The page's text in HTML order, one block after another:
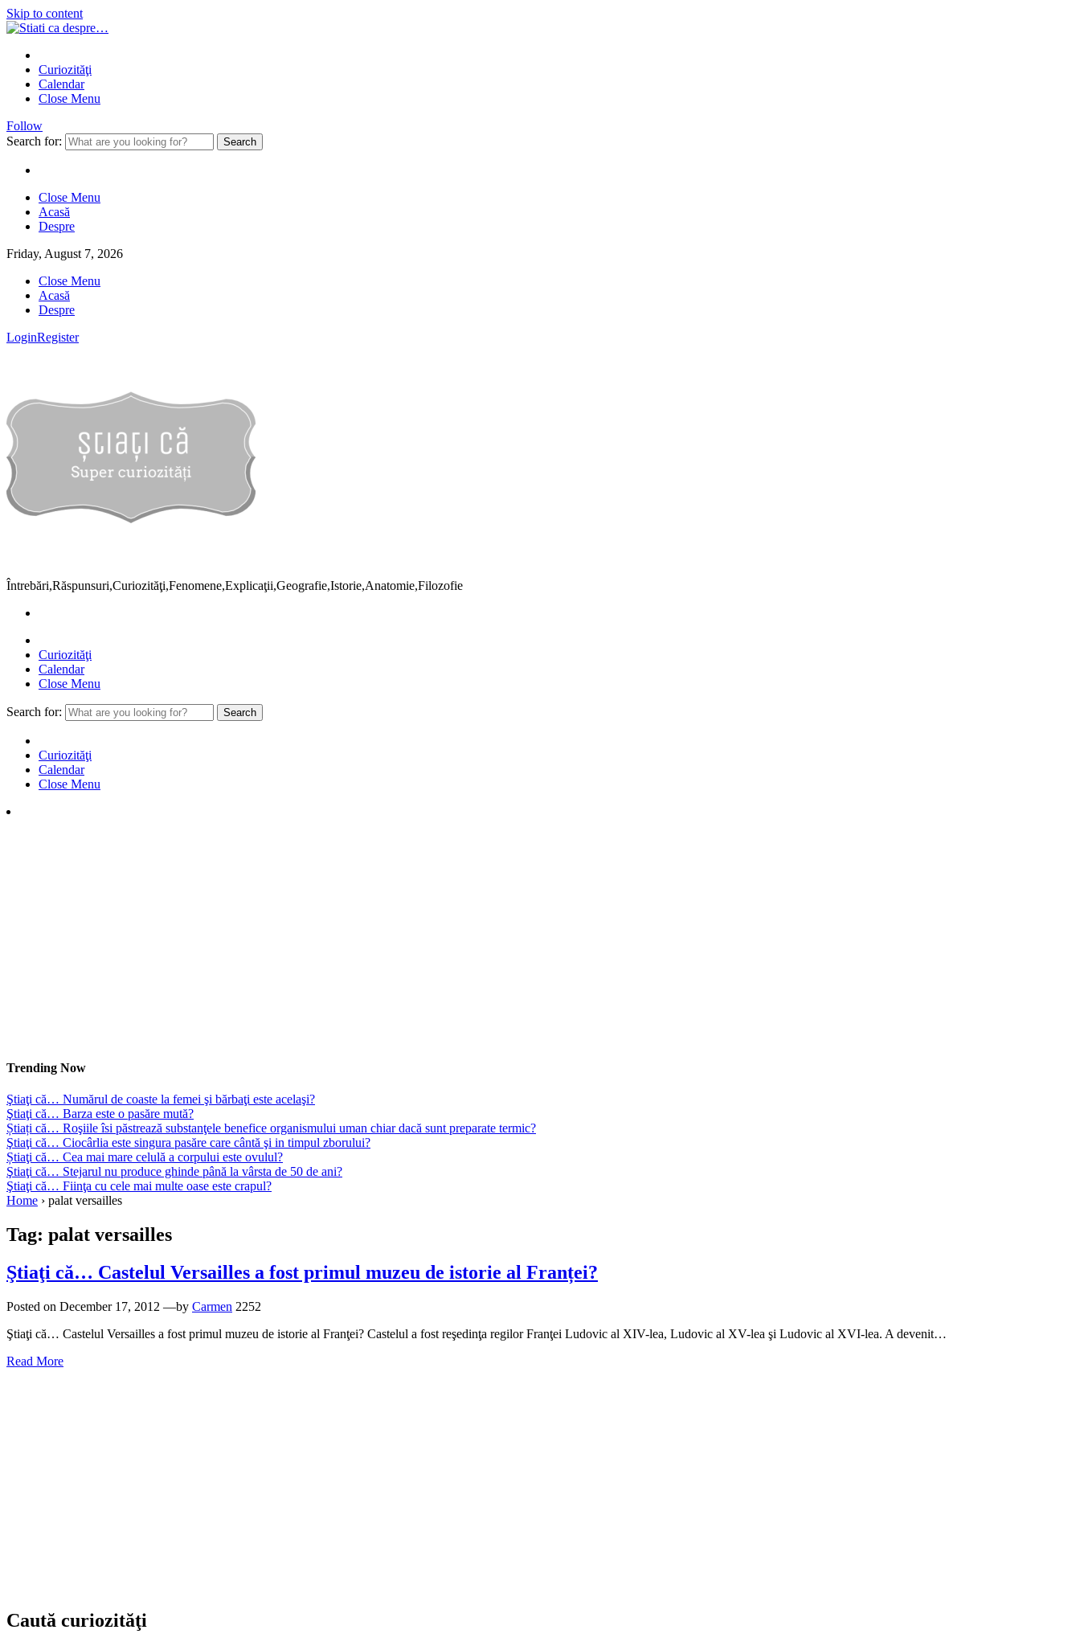
Skip to content
Curiozităţi
Calendar
Close Menu
Follow
Search for:
Close Menu
Acasă
Despre
Friday, August 7, 2026
Close Menu
Acasă
Despre
LoginRegister
Întrebări,Răspunsuri,Curiozităţi,Fenomene,Explicaţii,Geografie,Istorie,Anatomie,Filozofie
Curiozităţi
Calendar
Close Menu
Search for:
Curiozităţi
Calendar
Close Menu
Trending Now
Ştiaţi că… Numărul de coaste la femei şi bărbaţi este acelaşi?
Ştiaţi că… Barza este o pasăre mută?
Știați că… Roşiile îsi păstrează substanţele benefice organismului uman chiar dacă sunt preparate termic?
Ştiaţi că… Ciocârlia este singura pasăre care cântă şi in timpul zborului?
Știaţi că… Cea mai mare celulă a corpului este ovulul?
Ştiaţi că… Stejarul nu produce ghinde până la vârsta de 50 de ani?
Ştiaţi că… Fiinţa cu cele mai multe oase este crapul?
Home › palat versailles
Tag: palat versailles
Ştiaţi că… Castelul Versailles a fost primul muzeu de istorie al Franței?
Posted on December 17, 2012 —by Carmen 2252
Ştiaţi că… Castelul Versailles a fost primul muzeu de istorie al Franţei? Castelul a fost reşedinţa regilor Franţei Ludovic al XIV-lea, Ludovic al XV-lea şi Ludovic al XVI-lea. A devenit…
Read More
Caută curiozităţi